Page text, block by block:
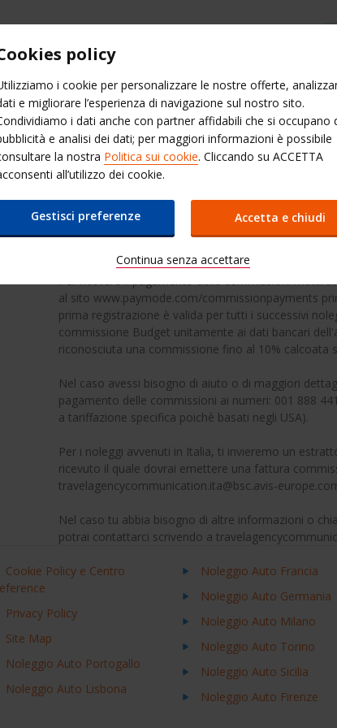
Noleggio
auto
Noleggio
auto
automatiche
Servizi
Noleggio
furgoni
Commissioni
Per ricevere il pagamento delle commissioni
al sito www.paymode.com/commissionpayments
prima registrazione è valida per tutti i successivi
commissione Budget unitamente ai dati bancari
riconosciuta una commissione fino al 10% calcoata
Nel caso avessi bisogno di aiuto o di maggiori
pagamento delle commissioni ai numeri: 001 888
a tariffazione specifica poichè basati negli USA).
Per i noleggi avvenuti in Italia, ti invieremo un
ricevuto il quale dovrai emettere una fattura
travelagencycommunication.ita@bsc.avis-
Nel caso tu abbia bisogno di altre informazioni o
potrai contattarci scrivendo a
Cookie Policy e Centro
Privacy Policy
Site Map
Noleggio Auto Portogallo
Noleggio Auto Lisbona
Noleggio Auto Francia
Noleggio Auto Germania
Noleggio Auto Milano
Noleggio Auto Torino
Noleggio Auto Sicilia
Noleggio Auto Firenze
policy
i cookie per personalizzare le nostre offerte,
e migliorare l’esperienza di navigazione sul nostro sito.
i dati anche con partner affidabili che si occupano
e analisi dei dati; per maggiori informazioni è possibile
la nostra Politica sui cookie. Cliccando su ACCETTA
all’utilizzo dei cookie.
Gestisci preferenze Accetta e chiudi
Continua senza accettare